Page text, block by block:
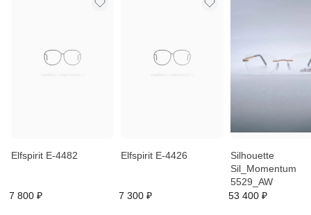
Elfspirit E-4482
7 800 ₽
Elfspirit E-4426
7 300 ₽
Silhouette
Sil_Momentum
5529_AW
53 400 ₽